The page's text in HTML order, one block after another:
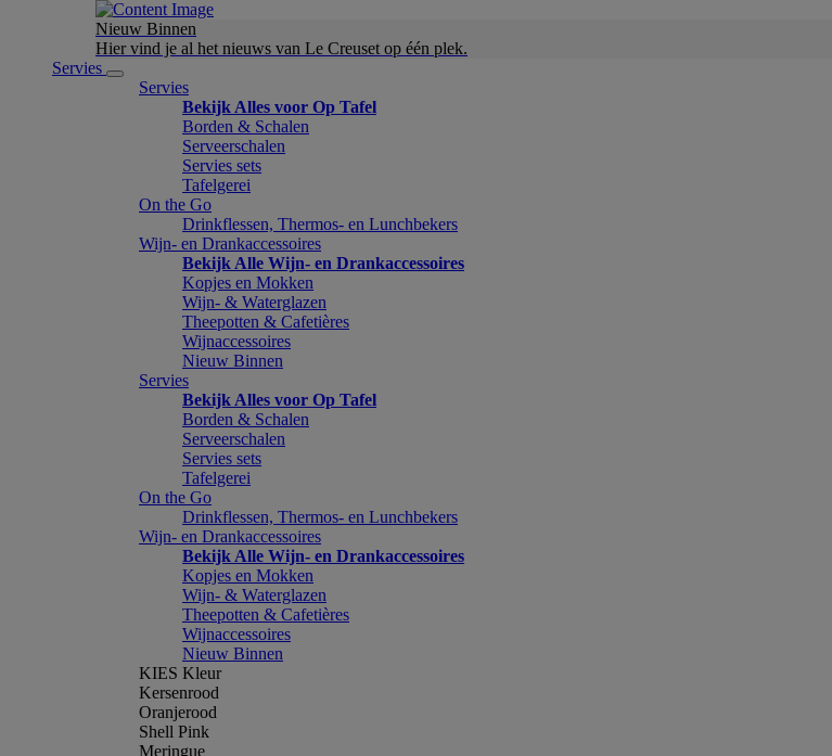
Nieuw Binnen
Hier vind je al het nieuws van Le Creuset op één plek.
Servies
Servies
Bekijk Alles voor Op Tafel
Borden & Schalen
Serveerschalen
Servies sets
Tafelgerei
On the Go
Drinkflessen, Thermos- en Lunchbekers
Wijn- en Drankaccessoires
Bekijk Alle Wijn- en Drankaccessoires
Kopjes en Mokken
Wijn- & Waterglazen
Theepotten & Cafetières
Wijnaccessoires
Nieuw Binnen
Servies
Bekijk Alles voor Op Tafel
Borden & Schalen
Serveerschalen
Servies sets
Tafelgerei
On the Go
Drinkflessen, Thermos- en Lunchbekers
Wijn- en Drankaccessoires
Bekijk Alle Wijn- en Drankaccessoires
Kopjes en Mokken
Wijn- & Waterglazen
Theepotten & Cafetières
Wijnaccessoires
Nieuw Binnen
KIES Kleur
Kersenrood
Oranjerood
Shell Pink
Meringue